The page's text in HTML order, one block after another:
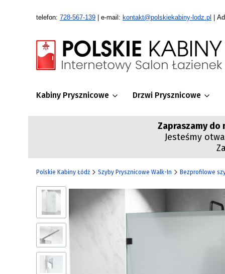
telefon: 728-567-139 | e-mail: kontakt@polskiekabiny-lodz.pl |
Kabiny Prysznicowe Drzwi Prysznicowe
Zapraszamy do
Jesteśmy
Polskie Kabiny Łódź Szyby Prysznicowe Walk-In Bezprofilowe